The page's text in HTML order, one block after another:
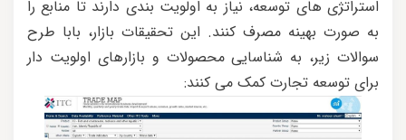
استراتژی های توسعه، نیاز به اولویت بندی دارند تا منابع را
به صورت بهینه مصرف کنند. این تحقیقات بازار، بابا طرح
سوالات زیر، به شناسایی محصولات و بازارهای اولویت دار
برای توسعه تجارت کمک می کنند: